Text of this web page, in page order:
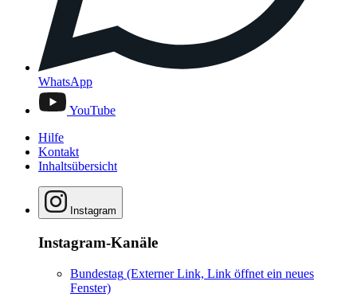
WhatsApp
YouTube
Hilfe
Kontakt
Inhaltsübersicht
Instagram
Instagram-Kanäle
Bundestag (Externer Link, Link öffnet ein neues
Fenster)